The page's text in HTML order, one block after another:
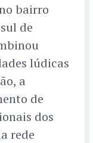
bairro
de
lúdicas
a
de
dos
rede